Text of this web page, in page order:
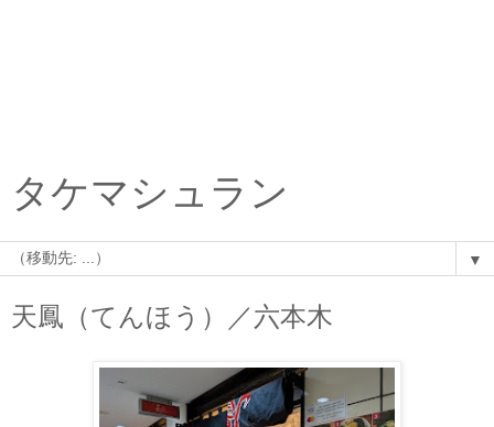
タケマシュラン
▼
天鳳（てんほう）／六本木